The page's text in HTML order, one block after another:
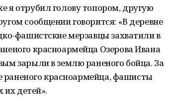
отрубил голову топором, другую
сообщении говорится: «В деревне
фашистские мерзавцы захватили в
красноармейца Озерова Ивана
зарыли в землю раненого бойца. За
раненого красноармейца, фашисты
их детей».